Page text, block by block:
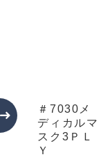
＃7030メ
ディカルマ
スク3ＰＬ
Ｙ